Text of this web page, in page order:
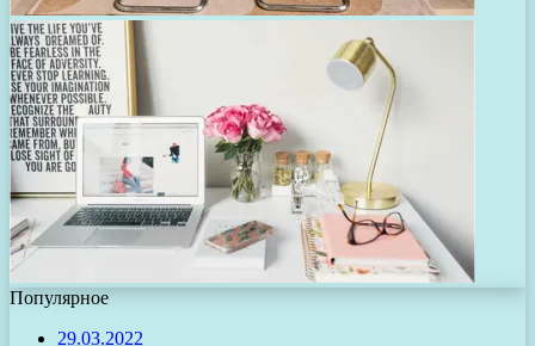
Популярное
29.03.2022